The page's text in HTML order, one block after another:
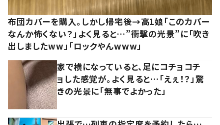
布団カバーを購入。しかし帰宅後→高1娘「このカバー
なんか怖くない？」よく見ると…”衝撃の光景”に「吹き
出しましたww」「ロックやんwww」
家で横になっていると、足にコチョコチ
ョした感覚が。よく見ると…「えぇ！？」驚
きの光景に「無事でよかった」